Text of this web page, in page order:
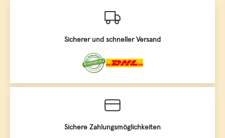
Sicherer und schneller Versand
Sichere Zahlungsmöglichkeiten